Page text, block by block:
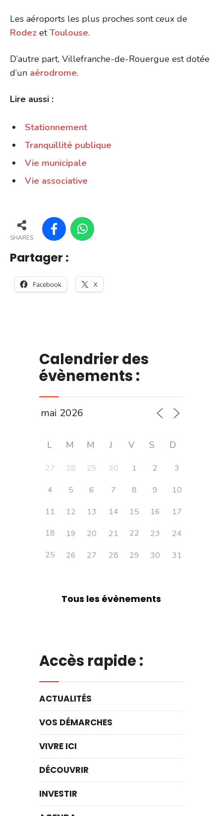
Les aéroports les plus proches sont ceux de
Rodez etToulouse.
D’autre part, Villefranche-de-Rouergue est dotée
d’un aérodrome.
Lire aussi :
Stationnement
Tranquillité publique
Vie municipale
Vie associative
SHARES
Partager :
Facebook X
Calendrier des
évènements :
L M M J V S D
27 28 29 30 1 2
3
4
5 6 7 8 9
10
11
12 13 14 15 16
17
18
19 20 21 22 23
24
25
26 27 28 29 30 31
Tous les évènements
Accès rapide :
ACTUALITÉS
VOS DÉMARCHES
VIVRE ICI
DÉCOUVRIR
INVESTIR